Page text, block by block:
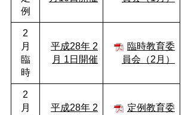
例
2
月
臨
時
平成28年 2
月 1日開催
臨時教育委
員会（2月）
2
月
平成28年 2
定例教育委